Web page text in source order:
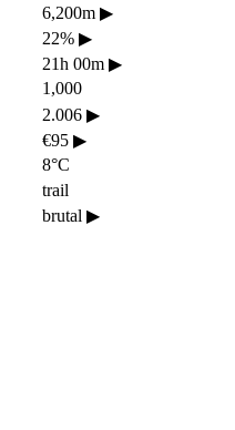
6,200m ▶
22% ▶
21h 00m ▶
1,000
2.006 ▶
€95 ▶
8°C
trail
brutal ▶